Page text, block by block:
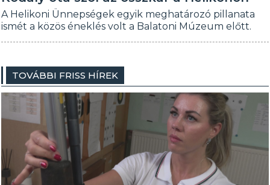
A Helikoni Ünnepségek egyik meghatározó pillanata
ismét a közös éneklés volt a Balatoni Múzeum előtt.
TOVÁBBI FRISS HÍREK